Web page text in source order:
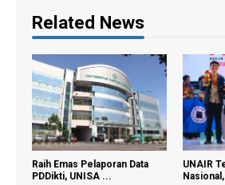
Related News
Raih Emas Pelaporan Data
PDDikti, UNISA ...
UNAIR